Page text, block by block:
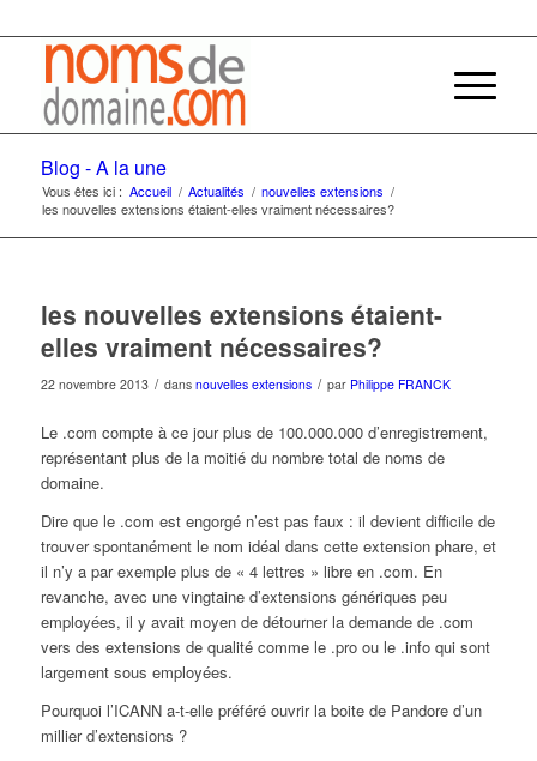
Blog - A la une
Vous êtes ici : Accueil / Actualités / nouvelles extensions /
les nouvelles extensions étaient-elles vraiment nécessaires?
les nouvelles extensions étaient-
elles vraiment nécessaires?
22 novembre 2013 / dans nouvelles extensions / par Philippe FRANCK
Le .com compte à ce jour plus de 100.000.000 d’enregistrement,
représentant plus de la moitié du nombre total de noms de
domaine.
Dire que le .com est engorgé n’est pas faux : il devient difficile de
trouver spontanément le nom idéal dans cette extension phare, et
il n’y a par exemple plus de « 4 lettres » libre en .com. En
revanche, avec une vingtaine d’extensions génériques peu
employées, il y avait moyen de détourner la demande de .com
vers des extensions de qualité comme le .pro ou le .info qui sont
largement sous employées.
Pourquoi l’ICANN a-t-elle préféré ouvrir la boite de Pandore d’un
millier d’extensions ?